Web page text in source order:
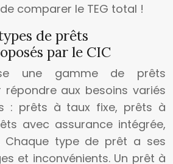
comparer le TEG total !
de prêts
par le CIC
une gamme de prêts
répondre aux besoins variés
: prêts à taux fixe, prêts à
avec assurance intégrée,
Chaque type de prêt a ses
et inconvénients. Un prêt à